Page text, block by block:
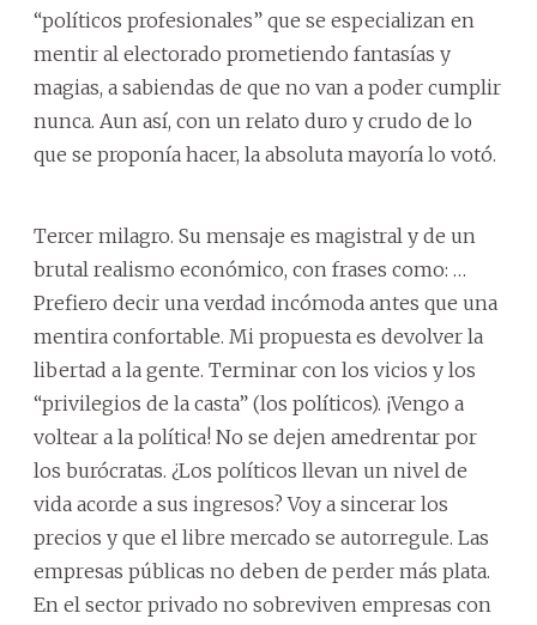
“políticos profesionales” que se especializan en
mentir al electorado prometiendo fantasías y
magias, a sabiendas de que no van a poder cumplir
nunca. Aun así, con un relato duro y crudo de lo
que se proponía hacer, la absoluta mayoría lo votó.
Tercer milagro. Su mensaje es magistral y de un
brutal realismo económico, con frases como: …
Prefiero decir una verdad incómoda antes que una
mentira confortable. Mi propuesta es devolver la
libertad a la gente. Terminar con los vicios y los
“privilegios de la casta” (los políticos). ¡Vengo a
voltear a la política! No se dejen amedrentar por
los burócratas. ¿Los políticos llevan un nivel de
vida acorde a sus ingresos? Voy a sincerar los
precios y que el libre mercado se autorregule. Las
empresas públicas no deben de perder más plata.
En el sector privado no sobreviven empresas con